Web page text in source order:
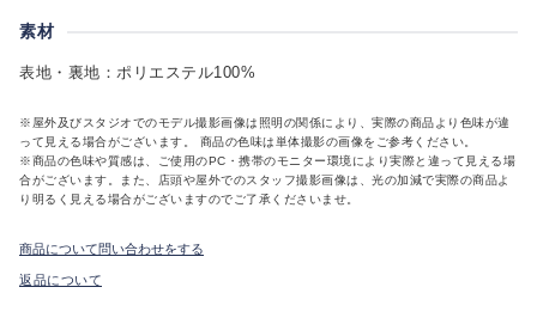
素材
表地・裏地：ポリエステル100%
※屋外及びスタジオでのモデル撮影画像は照明の関係により、実際の商品より色味が違
って見える場合がございます。 商品の色味は単体撮影の画像をご参考ください。
※商品の色味や質感は、ご使用のPC・携帯のモニター環境により実際と違って見える場
合がございます。また、店頭や屋外でのスタッフ撮影画像は、光の加減で実際の商品よ
り明るく見える場合がございますのでご了承くださいませ。
商品について問い合わせをする
返品について